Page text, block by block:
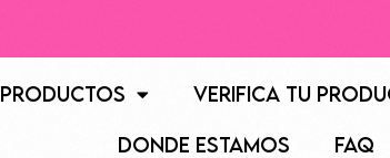
Productos Verifica tu
DONDE ESTAMOS FAQ